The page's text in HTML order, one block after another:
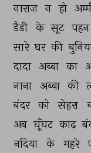
नाराज़ न हो
डैडी के सूट पहन
सारे घर की
दादा अब्बा का
नाना अब्बा की
बंदर को सेहरा
अब घूँघट काढ़
नदिया के गहरे